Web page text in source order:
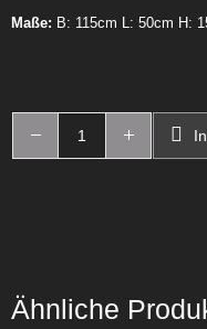
Maße: B: 115cm L: 50cm H:
Ähnliche